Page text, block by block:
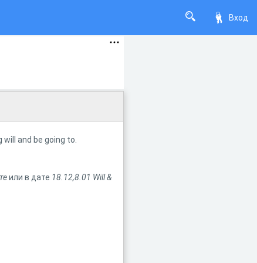
Вход
and be going to.
или в дате 18.12,8.01 Will &